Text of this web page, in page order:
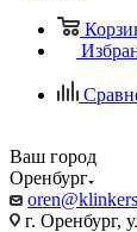
Ваш город
Оренбург
г. Оренбург,